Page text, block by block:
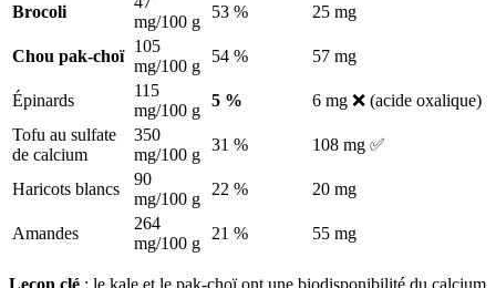
Brocoli
mg/100 g
53 % 25 mg
Chou pak-choï
105
mg/100 g
54 % 57 mg
Épinards
115
mg/100 g
5 %
6 mg ❌ (acide oxalique)
Tofu au sulfate
de calcium
350
mg/100 g
31 % 108 mg ✅
Haricots blancs
90
mg/100 g
22 % 20 mg
Amandes
264
mg/100 g
21 % 55 mg
Leçon clé : le kale et le pak-choï ont une biodisponibilité du calcium